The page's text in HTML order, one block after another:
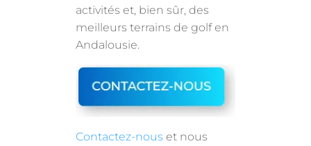
activités et, bien sûr, des
meilleurs terrains de golf en
Andalousie.
Contactez-nous et nous